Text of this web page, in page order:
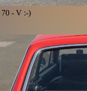
70 -V :-)